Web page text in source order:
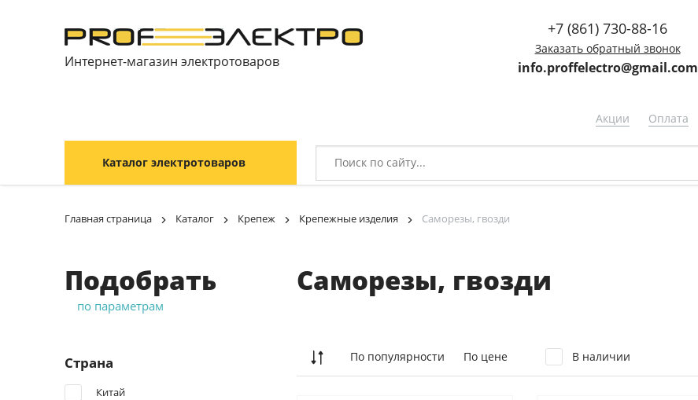
Интернет-магазин электротоваров
+7 (861) 730-88-16
Заказать обратный звонок
info.proffelectro@gmail.com
Акции Оплата
Каталог электротоваров
Главная страница Каталог Крепеж Крепежные изделия Саморезы, гвозди
Подобрать
по параметрам
Страна
Китай
Саморезы, гвозди
По популярности По цене В наличии